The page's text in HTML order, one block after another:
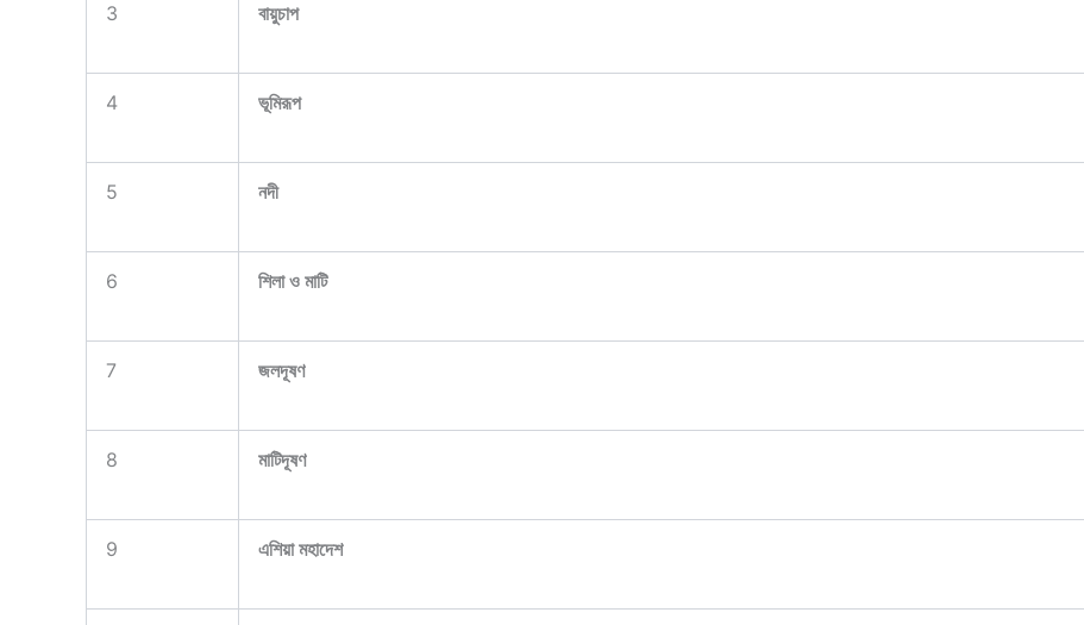
3 বায়ুচাপ
4 ভূমিরূপ
5 নদী
6 শিলা ও মাটি
7 জলদূষণ
8 মাটিদূষণ
9 এশিয়া মহাদেশ